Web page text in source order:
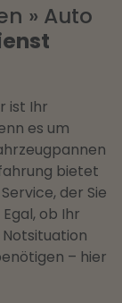
» Auto
ist Ihr
es um
bietet
der Sie
ob Ihr
– hier